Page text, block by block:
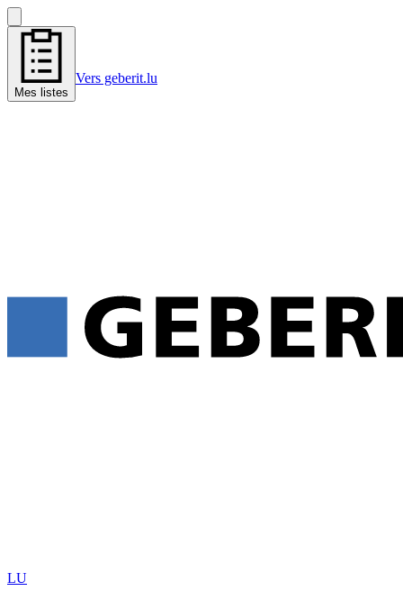
Mes listes
Vers geberit.lu
LU